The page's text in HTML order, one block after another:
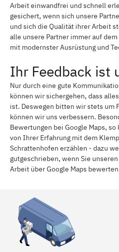
Arbeit einwandfrei und schnell
gesichert, wenn sich unsere
und sich die Qualität ihrer Arbeit
alle unsere Partner immer auf
mit modernster Ausrüstung und
Ihr Feedback ist
Nur durch eine gute
können wir sichergehen, dass
ist. Deswegen bitten wir stets um
können wir uns verbessern.
Bewertungen bei Google Maps, so
von Ihrer Erfahrung mit dem
Schrattenhofen erzählen - dazu
gutgeschrieben, wenn Sie
Arbeit über Google Maps